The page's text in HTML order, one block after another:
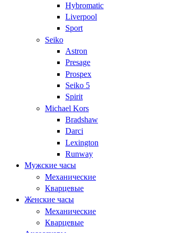
Hybromatic
Liverpool
Sport
Seiko
Astron
Presage
Prospex
Seiko 5
Spirit
Michael Kors
Bradshaw
Darci
Lexington
Runway
Мужские часы
Механические
Кварцевые
Женские часы
Механические
Кварцевые